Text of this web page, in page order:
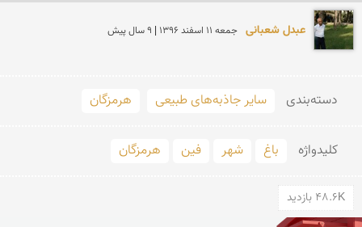
عبدل شعبانی جمعه 11 اسفند 1396 | 9 سال پیش
دسته‌بندی سایر جاذبه‌های طبیعی هرمزگان
کلید‌واژه باغ شهر فین هرمزگان
48.6K بازدید